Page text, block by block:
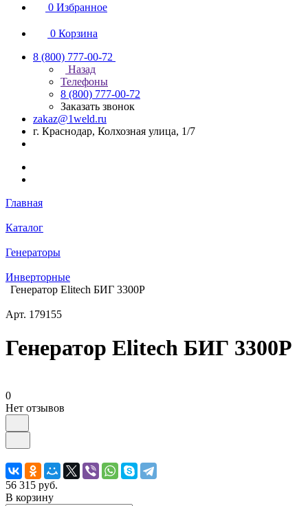
0 Избранное
0 Корзина
8 (800) 777-00-72
Назад
Телефоны
8 (800) 777-00-72
Заказать звонок
zakaz@1weld.ru
г. Краснодар, Колхозная улица, 1/7
Главная
Каталог
Генераторы
Инверторные
Генератор Elitech БИГ 3300Р
Арт. 179155
Генератор Elitech БИГ 3300Р
0
Нет отзывов
56 315 руб.
В корзину